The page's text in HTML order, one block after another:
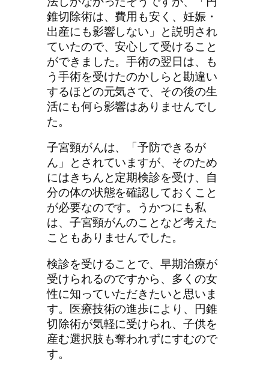
錐切除術は、費用も安く、妊娠・
出産にも影響しない」と説明され
ていたので、安心して受けること
ができました。手術の翌日は、も
う手術を受けたのかしらと勘違い
するほどの元気さで、その後の生
活にも何ら影響はありませんでし
た。
子宮頸がんは、「予防できるが
ん」とされていますが、そのため
にはきちんと定期検診を受け、自
分の体の状態を確認しておくこと
が必要なのです。うかつにも私
は、子宮頸がんのことなど考えた
こともありませんでした。
検診を受けることで、早期治療が
受けられるのですから、多くの女
性に知っていただきたいと思いま
す。医療技術の進歩により、円錐
切除術が気軽に受けられ、子供を
産む選択肢も奪われずにすむので
す。